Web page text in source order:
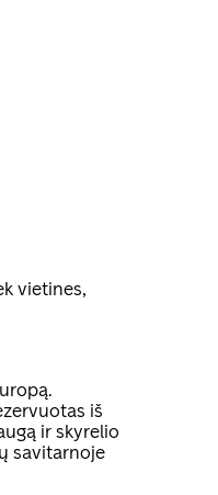
vietines,
iš
ir skyrelio
savitarnoje